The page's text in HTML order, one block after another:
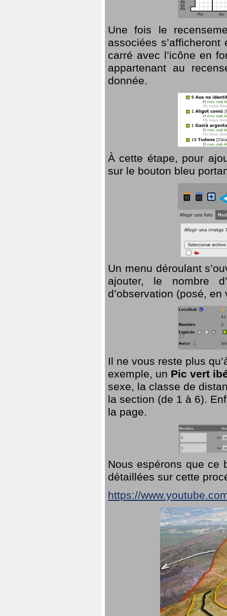
Une fois le
associées
carré avec l’icône en
appartenant au
donnée.
À cette étape, pour
sur le bouton bleu
Un menu déroulant
ajouter, le nombre
d’observation (posé,
Il ne vous reste plus
exemple, un Pic vert
sexe, la classe de
la section (de 1 à 6).
la page.
Nous espérons que ce
détaillées sur cette
https://